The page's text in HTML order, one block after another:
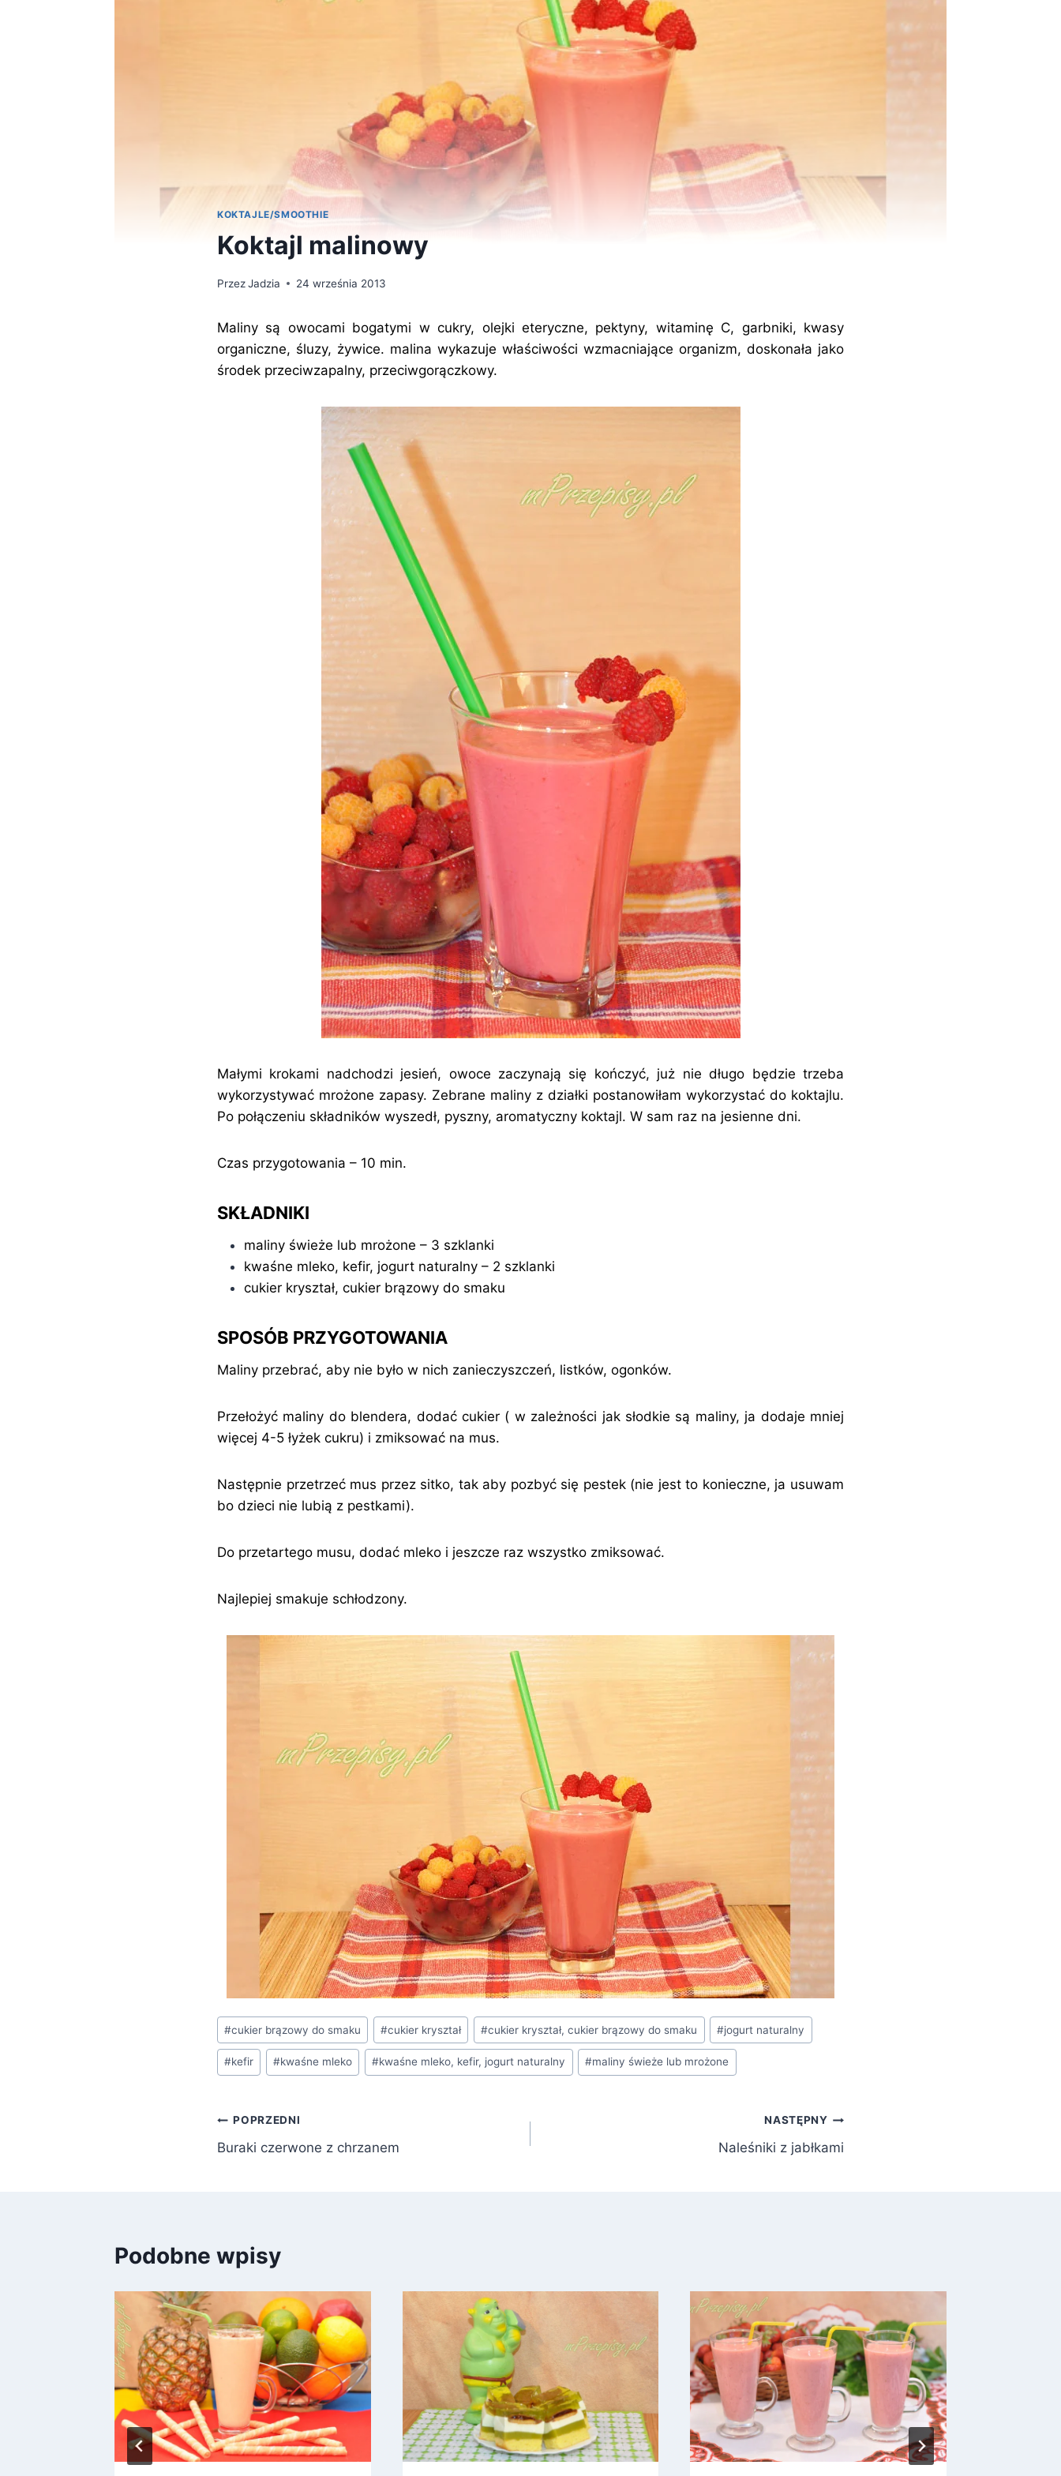
KOKTAJLE/SMOOTHIE
Koktajl malinowy
PrzezJadzia 24 września 2013
Maliny są owocami bogatymi w cukry, olejki eteryczne, pektyny, witaminę C, garbniki, kwasy
organiczne, śluzy, żywice. malina wykazuje właściwości wzmacniające organizm, doskonała jako
środek przeciwzapalny, przeciwgorączkowy.
Małymi krokami nadchodzi jesień, owoce zaczynają się kończyć, już nie długo będzie trzeba
wykorzystywać mrożone zapasy. Zebrane maliny z działki postanowiłam wykorzystać do koktajlu.
Po połączeniu składników wyszedł, pyszny, aromatyczny koktajl. W sam raz na jesienne dni.
Czas przygotowania – 10 min.
SKŁADNIKI
maliny świeże lub mrożone – 3 szklanki
kwaśne mleko, kefir, jogurt naturalny – 2 szklanki
cukier kryształ, cukier brązowy do smaku
SPOSÓB PRZYGOTOWANIA
Maliny przebrać, aby nie było w nich zanieczyszczeń, listków, ogonków.
Przełożyć maliny do blendera, dodać cukier ( w zależności jak słodkie są maliny, ja dodaje mniej
więcej 4-5 łyżek cukru) i zmiksować na mus.
Następnie przetrzeć mus przez sitko, tak aby pozbyć się pestek (nie jest to konieczne, ja usuwam
bo dzieci nie lubią z pestkami).
Do przetartego musu, dodać mleko i jeszcze raz wszystko zmiksować.
Najlepiej smakuje schłodzony.
Tagi
wpisu:
#cukier brązowy do smaku #cukier kryształ #cukier kryształ, cukier brązowy do smaku #jogurt naturalny
#kefir #kwaśne mleko #kwaśne mleko, kefir, jogurt naturalny #maliny świeże lub mrożone
Nawigacja
wpisu
POPRZEDNI
Buraki czerwone z chrzanem
NASTĘPNY
Naleśniki z jabłkami
Podobne wpisy